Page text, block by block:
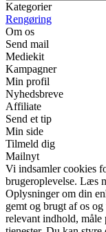
Kategorier
Rengøring
Om os
Send mail
Mediekit
Kampagner
Min profil
Nyhedsbreve
Affiliate
Send et tip
Min side
Tilmeld dig
Mailnyt
Vi indsamler cookies
brugeroplevelse. Læs
Oplysninger om din
gemt og brugt af os
relevant indhold, måle